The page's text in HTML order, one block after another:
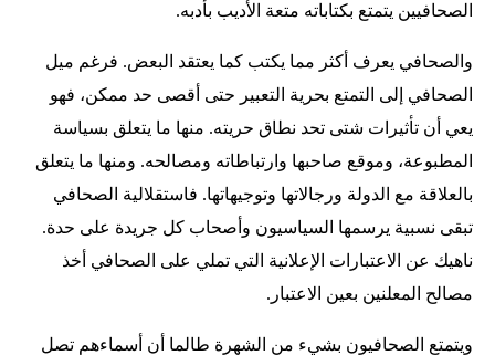
الصحافيين يتمتع بكتاباته متعة الأديب بأدبه.
والصحافي يعرف أكثر مما يكتب كما يعتقد البعض. فرغم ميل
الصحافي إلى التمتع بحرية التعبير حتى أقصى حد ممكن، فهو
يعي أن تأثيرات شتى تحد نطاق حريته. منها ما يتعلق بسياسة
المطبوعة، وموقع صاحبها وارتباطاته ومصالحه. ومنها ما يتعلق
بالعلاقة مع الدولة ورجالاتها وتوجيهاتها. فاستقلالية الصحافي
تبقى نسبية يرسمها السياسيون وأصحاب كل جريدة على حدة.
ناهيك عن الاعتبارات الإعلانية التي تملي على الصحافي أخذ
مصالح المعلنين بعين الاعتبار.
ويتمتع الصحافيون بشيء من الشهرة طالما أن أسماءهم تصل